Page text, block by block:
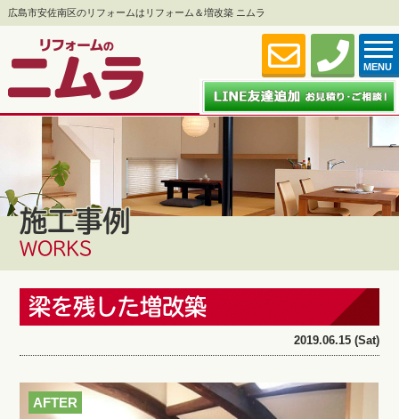
広島市安佐南区のリフォームはリフォーム＆増改築 ニムラ
MENU
施工事例
WORKS
梁を残した増改築
2019.06.15 (Sat)
AFTER